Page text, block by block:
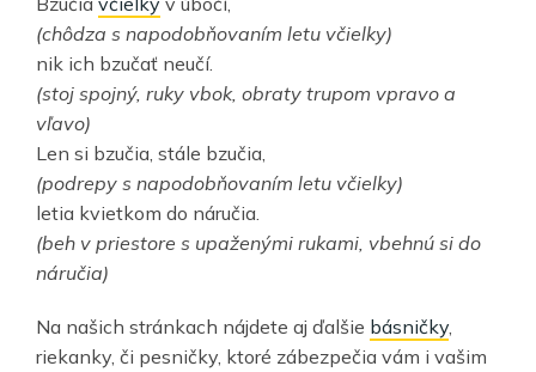
(chôdza s napodobňovaním letu včielky)
nik ich bzučať neučí.
(stoj spojný, ruky vbok, obraty trupom vpravo a
vľavo)
Len si bzučia, stále bzučia,
(podrepy s napodobňovaním letu včielky)
letia kvietkom do náručia.
(beh v priestore s upaženými rukami, vbehnú si do
náručia)
Na našich stránkach nájdete aj ďalšie básničky
riekanky, či pesničky, ktoré zábezpečia vám i vašim